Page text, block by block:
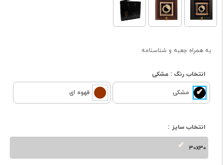
به همراه جعبه و شناسنامه
انتخاب رنگ : مشکی
مشکی قهوه ای
انتخاب سایز :
30x30